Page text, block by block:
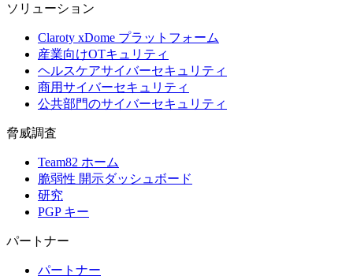
ソリューション
Claroty xDome プラットフォーム
産業向けOTキュリティ
ヘルスケアサイバーセキュリティ
商用サイバーセキュリティ
公共部門のサイバーセキュリティ
脅威調査
Team82 ホーム
脆弱性 開示ダッシュボード
研究
PGP キー
パートナー
パートナー